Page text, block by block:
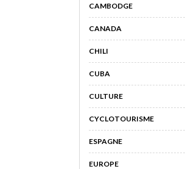
CAMBODGE
CANADA
CHILI
CUBA
CULTURE
CYCLOTOURISME
ESPAGNE
EUROPE